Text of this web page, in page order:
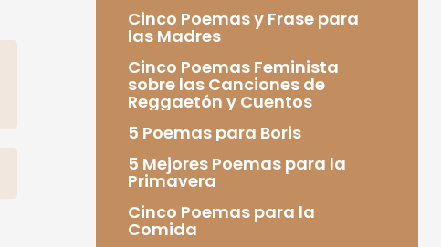
Cinco Poemas y Frase para
las Madres
Cinco Poemas Feminista
sobre las Canciones de
Reggaetón y Cuentos
5 Poemas para Boris
5 Mejores Poemas para la
Primavera
Cinco Poemas para la
Comida